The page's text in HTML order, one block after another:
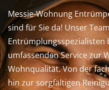
Messie-Wohnung
sind für Sie da! Unser
Entrümplungsspezialisten
umfassenden Service zur
Wohnqualität. Von der
hin zur sorgfältigen